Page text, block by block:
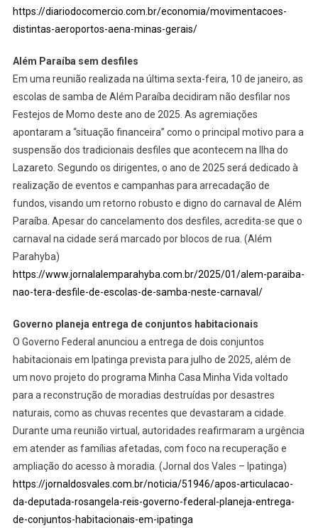
https://diariodocomercio.com.br/economia/movimentacoes-
distintas-aeroportos-aena-minas-gerais/
Além Paraíba sem desfiles
Em uma reunião realizada na última sexta-feira, 10 de janeiro, as
escolas de samba de Além Paraíba decidiram não desfilar nos
Festejos de Momo deste ano de 2025. As agremiações
apontaram a “situação financeira” como o principal motivo para a
suspensão dos tradicionais desfiles que acontecem na Ilha do
Lazareto. Segundo os dirigentes, o ano de 2025 será dedicado à
realização de eventos e campanhas para arrecadação de
fundos, visando um retorno robusto e digno do carnaval de Além
Paraíba. Apesar do cancelamento dos desfiles, acredita-se que o
carnaval na cidade será marcado por blocos de rua. (Além
Parahyba)
https://www.jornalalemparahyba.com.br/2025/01/alem-paraiba-
nao-tera-desfile-de-escolas-de-samba-neste-carnaval/
Governo planeja entrega de conjuntos habitacionais
O Governo Federal anunciou a entrega de dois conjuntos
habitacionais em Ipatinga prevista para julho de 2025, além de
um novo projeto do programa Minha Casa Minha Vida voltado
para a reconstrução de moradias destruídas por desastres
naturais, como as chuvas recentes que devastaram a cidade.
Durante uma reunião virtual, autoridades reafirmaram a urgência
em atender as famílias afetadas, com foco na recuperação e
ampliação do acesso à moradia. (Jornal dos Vales – Ipatinga)
https://jornaldosvales.com.br/noticia/51946/apos-articulacao-
da-deputada-rosangela-reis-governo-federal-planeja-entrega-
de-conjuntos-habitacionais-em-ipatinga